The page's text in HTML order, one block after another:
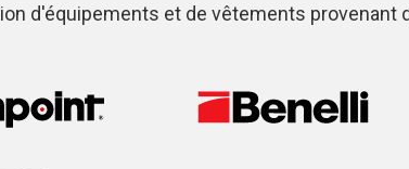
d'équipements et de vêtements